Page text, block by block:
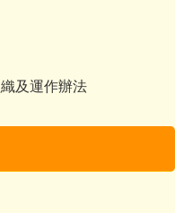
及運作辦法